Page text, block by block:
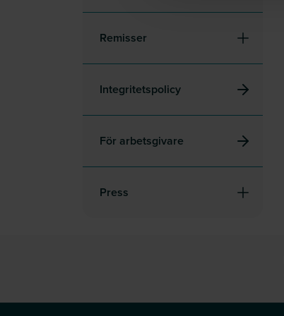
Remisser
Integritetspolicy
För arbetsgivare
Press